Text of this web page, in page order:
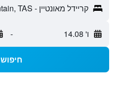
קריידל מאונטיין - Cradle Mountain, TAS, אוסטרליה
ו' 14.08 -
חיפוש